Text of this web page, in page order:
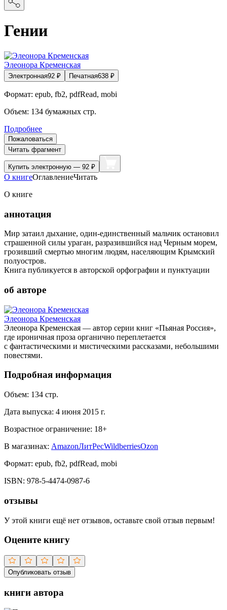
Гении
Элеонора Кременская
Электронная92 ₽ Печатная638 ₽
Формат: epub, fb2, pdfRead, mobi
Объем: 134 бумажных стр.
Подробнее
Пожаловаться
Читать фрагмент
Купить электронную — 92 ₽
О книгеОглавлениеЧитать
О книге
аннотация
Мир затаил дыхание, один-единственный мальчик остановил
страшенной силы ураган, разразившийся над Черным морем,
грозивший смертью многим людям, населяющим Крымский
полуостров.
Книга публикуется в авторской орфографии и пунктуации
об авторе
Элеонора Кременская
Элеонора Кременская — автор серии книг «Пьяная Россия»,
где ироничная проза органично переплетается
с фантастическими и мистическими рассказами, небольшими
повестями.
Подробная информация
Объем: 134 стр.
Дата выпуска: 4 июня 2015 г.
Возрастное ограничение: 18+
В магазинах: AmazonЛитРесWildberriesOzon
Формат: epub, fb2, pdfRead, mobi
ISBN: 978-5-4474-0987-6
отзывы
У этой книги ещё нет отзывов, оставьте свой отзыв первым!
Оцените книгу
Опубликовать отзыв
книги автора